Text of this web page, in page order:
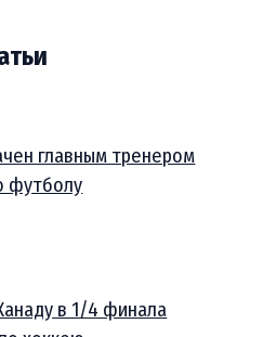
главным тренером
футболу
в 1/4 финала